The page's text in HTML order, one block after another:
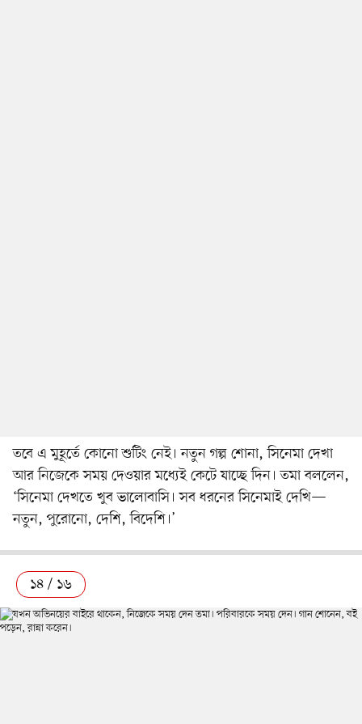
তবে এ মুহূর্তে কোনো শুটিং নেই। নতুন গল্প শোনা, সিনেমা দেখা
আর নিজেকে সময় দেওয়ার মধ্যেই কেটে যাচ্ছে দিন। তমা বললেন,
‘সিনেমা দেখতে খুব ভালোবাসি। সব ধরনের সিনেমাই দেখি—
নতুন, পুরোনো, দেশি, বিদেশি।’
১৪ / ১৬